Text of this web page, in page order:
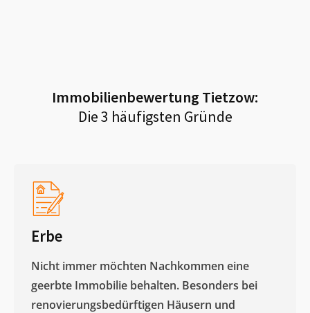
Immobilienbewertung Tietzow:
Die 3 häufigsten Gründe
Erbe
Nicht immer möchten Nachkommen eine
geerbte Immobilie behalten. Besonders bei
renovierungsbedürftigen Häusern und